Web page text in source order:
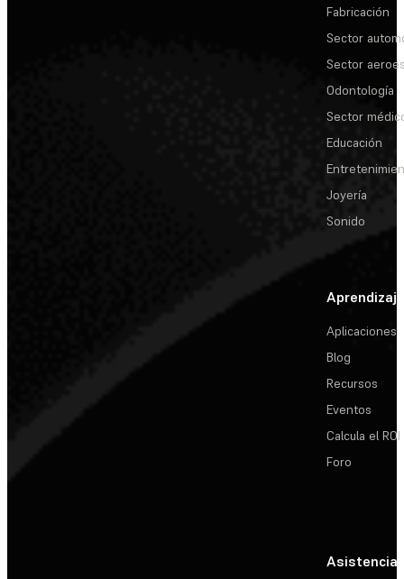
Fabricación
Sector
Sector
Odontología
Sector
Educación
Joyería
Sonido
Aprendizaje
Aplicaciones
Blog
Recursos
Eventos
Calcula el ROI
Foro
Asistencia